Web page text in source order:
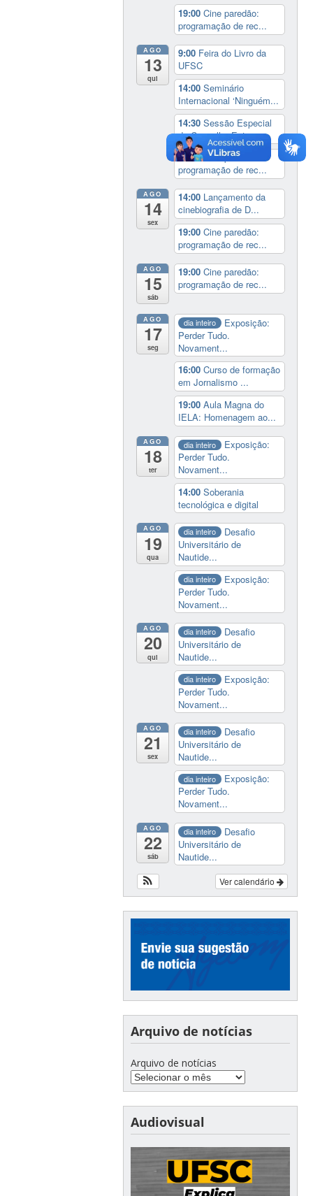
19:00Cine paredão:
programação de rec...
AGO
13
qui
9:00 Feira do Livro da
UFSC
14:00Seminário
Internacional ‘Ninguém...
14:30Sessão Especial
do Conselho Esta...
19:00 Cine paredão:
programação de rec...
AGO
14
sex
14:00 Lançamento da
cinebiografia de D...
19:00Cine paredão:
programação de rec...
AGO
15
sáb
19:00Cine paredão:
programação de rec...
AGO
17
seg
dia inteiro
Exposição:
Perder Tudo.
Novament...
16:00Curso de formação
em Jornalismo ...
19:00Aula Magna do
IELA: Homenagem ao...
AGO
18
ter
dia inteiro
Exposição:
Perder Tudo.
Novament...
14:00Soberania
tecnológica e digital
AGO
19
qua
dia inteiro
Desafio
Universitário de
Nautide...
dia inteiro
Exposição:
Perder Tudo.
Novament...
AGO
20
qui
dia inteiro
Desafio
Universitário de
Nautide...
dia inteiro
Exposição:
Perder Tudo.
Novament...
AGO
21
sex
dia inteiro
Desafio
Universitário de
Nautide...
dia inteiro
Exposição:
Perder Tudo.
Novament...
AGO
22
sáb
dia inteiro
Desafio
Universitário de
Nautide...
Ver calendário
Arquivo de notícias
Arquivo de notícias
Audiovisual